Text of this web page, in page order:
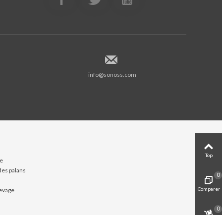
info@sonoss.com
palans
Top
Comparer
0
0